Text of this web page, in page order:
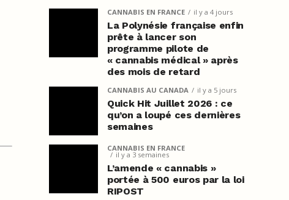
CANNABIS EN FRANCE il y a 4 jours
La Polynésie française enfin
prête à lancer son
programme pilote de
« cannabis médical » après
des mois de retard
CANNABIS AU CANADA il y a 5 jours
Quick Hit Juillet 2026 : ce
qu’on a loupé ces dernières
semaines
CANNABIS EN FRANCE
il y a 3 semaines
L’amende « cannabis »
portée à 500 euros par la loi
RIPOST